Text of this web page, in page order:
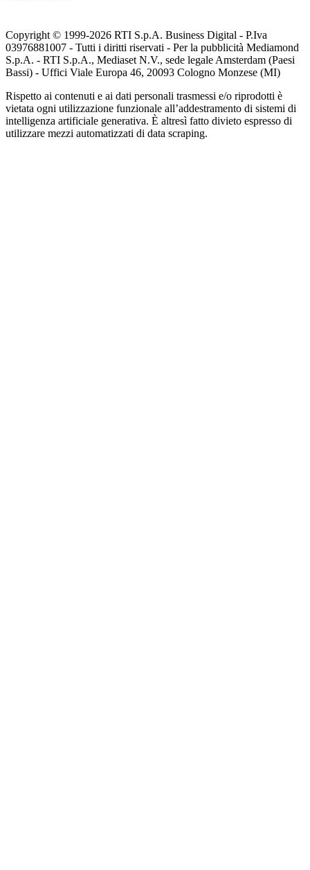
Copyright © 1999-2026 RTI S.p.A. Business Digital - P.Iva
03976881007 - Tutti i diritti riservati - Per la pubblicità Mediamond
S.p.A. - RTI S.p.A., Mediaset N.V., sede legale Amsterdam (Paesi
Bassi) - Uffici Viale Europa 46, 20093 Cologno Monzese (MI)
Rispetto ai contenuti e ai dati personali trasmessi e/o riprodotti è
vietata ogni utilizzazione funzionale all’addestramento di sistemi di
intelligenza artificiale generativa. È altresì fatto divieto espresso di
utilizzare mezzi automatizzati di data scraping.